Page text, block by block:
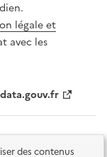
des contenus
légale et
avec les
data.gouv.fr